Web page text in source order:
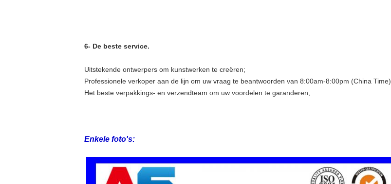
6- De beste service.
Uitstekende ontwerpers om kunstwerken te creëren;
Professionele verkoper aan de lijn om uw vraag te beantwoorden van 8:00am-8:00pm (China Time)
Het beste verpakkings- en verzendteam om uw voordelen te garanderen;
Enkele foto's: